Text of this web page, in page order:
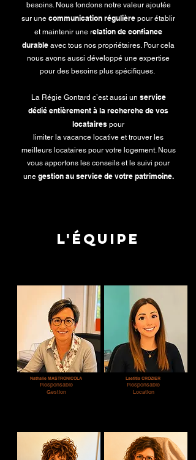
besoins. Nous fondons notre valeur ajoutée
sur une communication régulière pour établir
et maintenir une relation de confiance
durable avec tous nos propriétaires. Pour cela
nous avons aussi développé une expertise
pour des besoins plus spécifiques.
La Régie Gontard c’est aussi un service
dédié entièrement à la recherche de vos
locataires pour
limiter la vacance locative et trouver les
meilleurs locataires pour votre logement. Nous
vous apportons les conseils et le suivi pour
une gestion au service de votre patrimoine.
L'équipe
Nathalie MASTRONICOLA
Responsable
Gestion
Laetitia CROZIER
Responsable
Location